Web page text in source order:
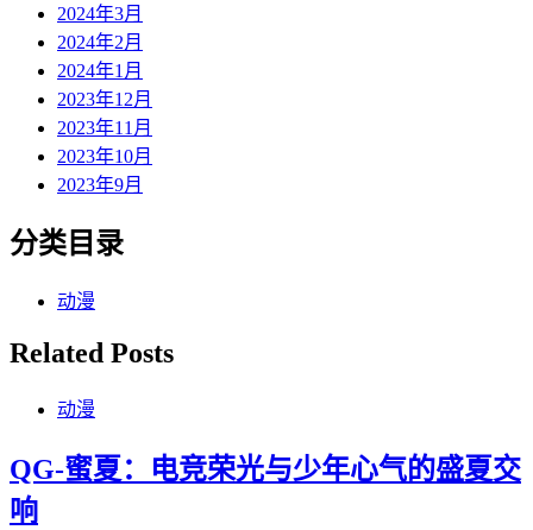
2024年3月
2024年2月
2024年1月
2023年12月
2023年11月
2023年10月
2023年9月
分类目录
动漫
Related Posts
动漫
QG-蜜夏：电竞荣光与少年心气的盛夏交
响